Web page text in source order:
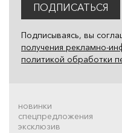
ПОДПИСАТЬСЯ
Подписываясь, вы
получения рекламно-
политикой обработки
новинки
спецпредложения
эксклюзив